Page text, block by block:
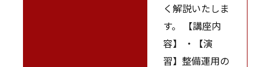
く解説いたしま
す。 【講座内
容】 ・【演
習】整備運用の